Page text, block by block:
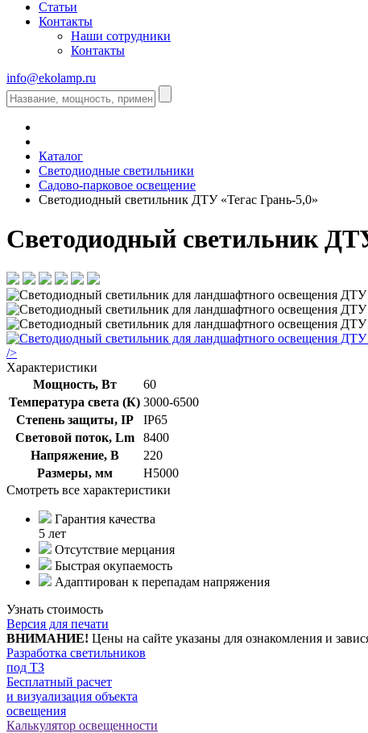
Статьи
Контакты
Наши сотрудники
Контакты
info@ekolamp.ru
Каталог
Светодиодные светильники
Садово-парковое освещение
Светодиодный светильник ДТУ «Тегас Грань-5,0»
Светодиодный светильник
/>
Характеристики
Мощность, Вт
60
Температура света (К) 3000-6500
Степень защиты, IP
IP65
Световой поток, Lm
8400
Напряжение, В
220
Размеры, мм
H5000
Смотреть все характеристики
Гарантия качества
5 лет
Отсутствие мерцания
Быстрая окупаемость
Адаптирован к перепадам напряжения
Узнать стоимость
Версия для печати
ВНИМАНИЕ! Цены на сайте указаны для ознакомления и
Разработка светильников
под ТЗ
Бесплатный расчет
и визуализация объекта
освещения
Калькулятор освещенности